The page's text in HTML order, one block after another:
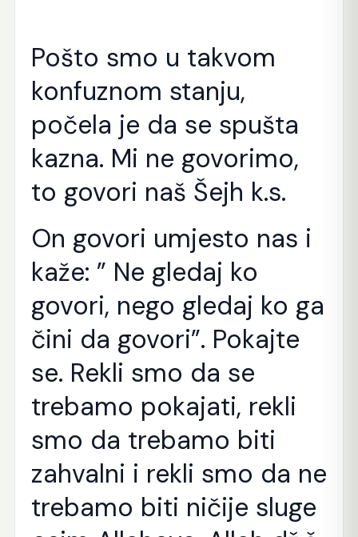
Pošto smo u takvom
konfuznom stanju,
počela je da se spušta
kazna. Mi ne govorimo,
to govori naš Šejh k.s.
On govori umjesto nas i
kaže: ” Ne gledaj ko
govori, nego gledaj ko ga
čini da govori”. Pokajte
se. Rekli smo da se
trebamo pokajati, rekli
smo da trebamo biti
zahvalni i rekli smo da ne
trebamo biti ničije sluge